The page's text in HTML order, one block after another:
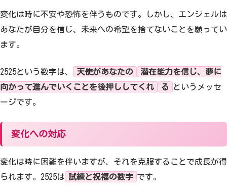
変化は時に不安や恐怖を伴うものです。しかし、エンジェルは
あなたが自分を信じ、未来への希望を捨てないことを願ってい
ます。
2525という数字は、 天使があなたの
潜在能力を信じ、夢に
向かって進んでいくことを後押ししてくれ
る
というメッセ
ージです。
変化への対応
変化は時に困難を伴いますが、それを克服することで成長が得
られます。2525は 試練と祝福の数字 です。